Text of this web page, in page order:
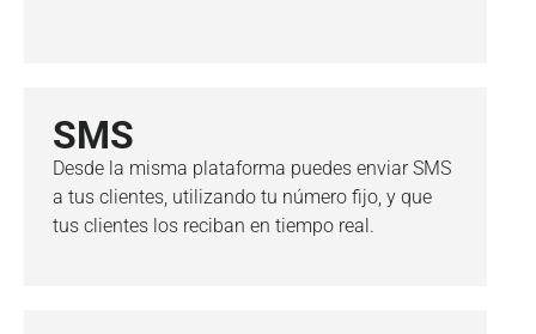
SMS
Desde la misma plataforma puedes enviar SMS
a tus clientes, utilizando tu número fijo, y que
tus clientes los reciban en tiempo real.